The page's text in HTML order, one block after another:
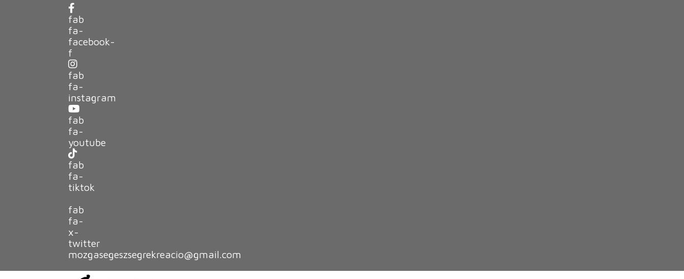
fab
fa-
facebook-
f
fab
fa-
instagram
fab
fa-
youtube
fab
fa-
tiktok
fab
fa-
x-
twitter
mozgasegeszsegrekreacio@gmail.com